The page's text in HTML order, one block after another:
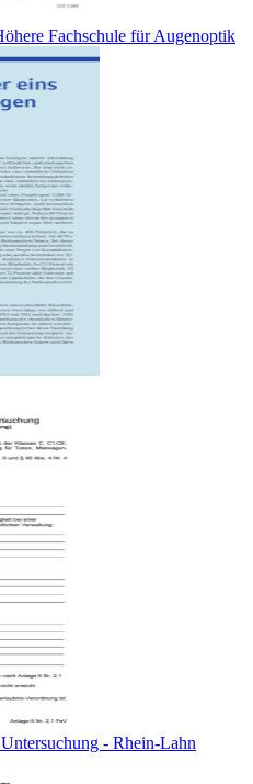
Fachschule für Augenoptik
- Rhein-Lahn